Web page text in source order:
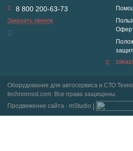
8 800 200-63-73
Заказать звонок
Оборудование для автосервиса и СТО
technorosst.com. Все права защищены.
Продвижение сайта - mStudio